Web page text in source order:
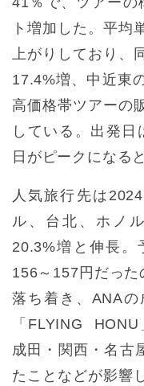
ト増加した。平均
上がりしており、
17.4%増、中近東
高価格帯ツアーの
している。出発
日がピークになる
人気旅行先は
ル、台北、ホノ
20.3%増と伸長。
156～157円だっ
落ち着き、ANA
「FLYING
成田・関西・名古
たことなどが影響